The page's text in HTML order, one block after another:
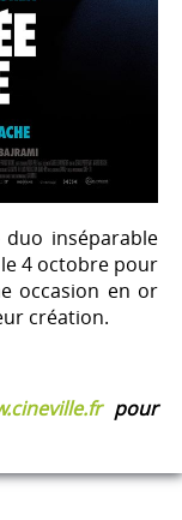
duo inséparable
4 octobre pour
occasion en or
création.
pour